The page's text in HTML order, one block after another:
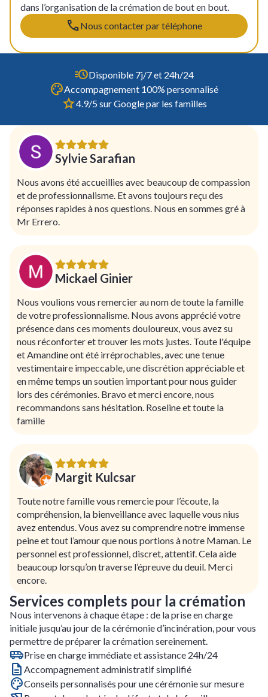
dans l’organisation de la crémation de bout en bout.
Nous contacter par téléphone
Disponible 7j/7 et 24h/24
Accompagnement 100% personnalisé
4.9/5 sur Google par les familles
Sylvie Sarafian
Nous avons été accueillies avec beaucoup de compassion
et de professionnalisme. Et avons toujours reçu des
réponses rapides à nos questions. Nous en sommes gré à
Mr Errero.
Mickael Ginier
Nous voulions vous remercier au nom de toute la famille
de votre professionnalisme. Nous avons apprécié votre
présence dans ces moments douloureux, vous avez su
nous réconforter et trouver les mots justes. Toute l'équipe
et Amandine ont été irréprochables, avec une tenue
vestimentaire impeccable, une discrétion appréciable et
en même temps un soutien important pour nous guider
lors des cérémonies. Bravo et merci encore, nous
recommandons sans hésitation. Roseline et toute la
famille
Margit Kulcsar
Toute notre famille vous remercie pour l’écoute, la
compréhension, la bienveillance avec laquelle vous nius
avez entendus. Vous avez su comprendre notre immense
peine et tout l’amour que nous portions à notre Maman. Le
personnel est professionnel, discret, attentif. Cela aide
beaucoup lorsqu’on traverse l’épreuve du deuil. Merci
encore.
Services complets pour la crémation
Nous intervenons à chaque étape : de la prise en charge
initiale jusqu’au jour de la cérémonie d’incinération, pour vous
permettre de préparer la crémation sereinement.
Prise en charge immédiate et assistance 24h/24
Accompagnement administratif simplifié
Conseils personnalisés pour une cérémonie sur mesure